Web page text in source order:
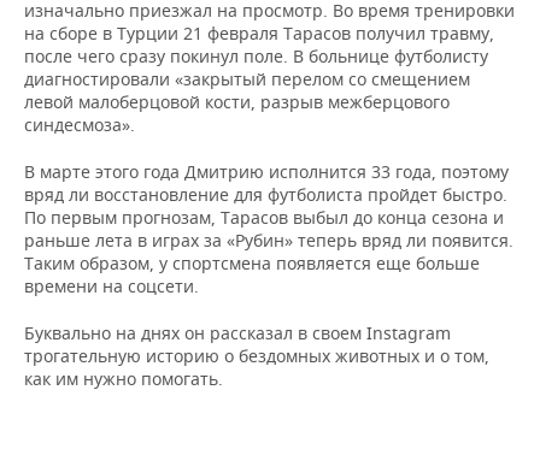
изначально приезжал на просмотр. Во время тренировки
на сборе в Турции 21 февраля Тарасов получил травму,
после чего сразу покинул поле. В больнице футболисту
диагностировали «закрытый перелом со смещением
левой малоберцовой кости, разрыв межберцового
синдесмоза».
В марте этого года Дмитрию исполнится 33 года, поэтому
вряд ли восстановление для футболиста пройдет быстро.
По первым прогнозам, Тарасов выбыл до конца сезона и
раньше лета в играх за «Рубин» теперь вряд ли появится.
Таким образом, у спортсмена появляется еще больше
времени на соцсети.
Буквально на днях он рассказал в своем Instagram
трогательную историю о бездомных животных и о том,
как им нужно помогать.